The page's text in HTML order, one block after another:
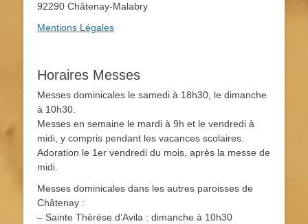
92290 Châtenay-Malabry
Mentions Légales
Horaires Messes
Messes dominicales le samedi à 18h30, le dimanche
à 10h30.
Messes en semaine le mardi à 9h et le vendredi à
midi, y compris pendant les vacances scolaires.
Adoration le 1er vendredi du mois, après la messe de
midi.
Messes dominicales dans les autres paroisses de
Châtenay :
– Sainte Thérèse d’Avila : dimanche à 10h30